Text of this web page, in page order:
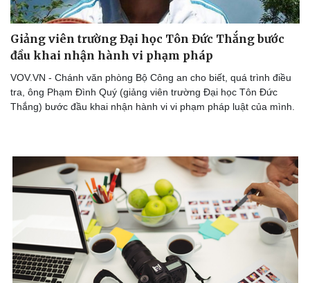
Giảng viên trường Đại học Tôn Đức Thắng bước
đầu khai nhận hành vi phạm pháp
VOV.VN - Chánh văn phòng Bộ Công an cho biết, quá trình điều
tra, ông Phạm Đình Quý (giảng viên trường Đại học Tôn Đức
Thắng) bước đầu khai nhận hành vi vi phạm pháp luật của mình.